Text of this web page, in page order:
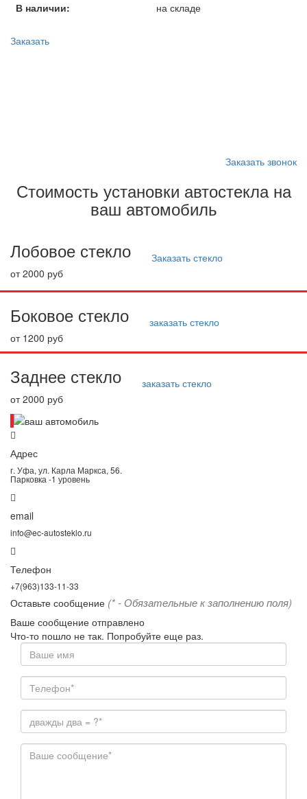
В наличии:
на складе
Заказать
Заказать звонок
Стоимость установки автостекла на
ваш автомобиль
Лобовое стекло
от 2000 руб
Заказать стекло
Боковое стекло
от 1200 руб
заказать стекло
Заднее стекло
от 2000 руб
заказать стекло
Адрес
г. Уфа, ул. Карла Маркса, 56.
Парковка -1 уровень
email
info@ec-autosteklo.ru
Телефон
+7(963)133-11-33
Оставьте сообщение (* - Обязательные к заполнению поля)
Ваше сообщение отправлено
Что-то пошло не так. Попробуйте еще раз.